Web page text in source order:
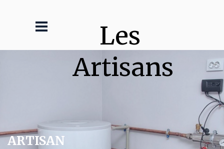
Les
Artisans
ARTISAN